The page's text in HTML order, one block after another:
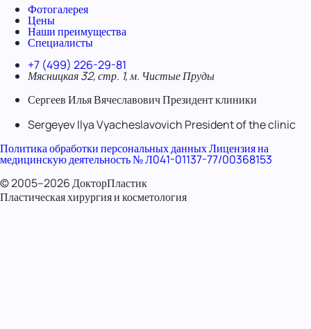
Фотогалерея
Цены
Наши преимущества
Специалисты
+7 (499) 226-29-81
Мясницкая 32, стр. 1, м. Чистые Пруды
Сергеев Илья ВячеславовичПрезидент клиники
Sergeyev Ilya Vyacheslavovich President of the clinic
Политика обработки персональных данныхЛицензия на
медицинскую деятельность № Л041-01137-77/00368153
© 2005–2026 ДокторПластик
Пластическая хирургия и косметология